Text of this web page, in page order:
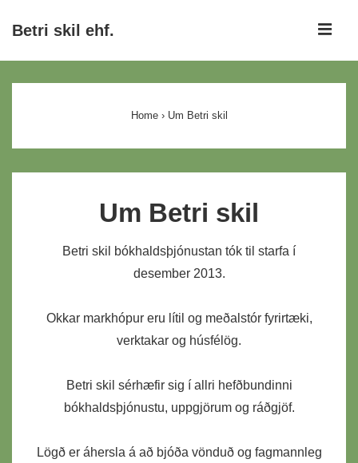
SkipBetri skil ehf.
Home › Um Betri skil
Um Betri skil
Betri skil bókhaldsþjónustan tók til starfa í
desember 2013.
Okkar markhópur eru lítil og meðalstór fyrirtæki,
verktakar og húsfélög.
Betri skil sérhæfir sig í allri hefðbundinni
bókhaldsþjónustu, uppgjörum og ráðgjöf.
Lögð er áhersla á að bjóða vönduð og fagmannleg